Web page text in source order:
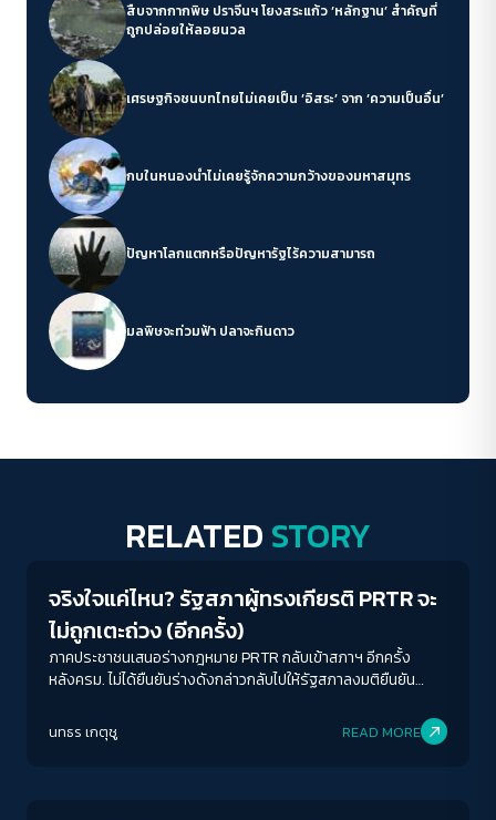
สืบจากกากพิษ ปราจีนฯ โยงสระแก้ว ‘หลักฐาน’ สำคัญที่
ถูกปล่อยให้ลอยนวล
เศรษฐกิจชนบทไทยไม่เคยเป็น ‘อิสระ’ จาก ‘ความเป็นอื่น’
กบในหนองน้ำไม่เคยรู้จักความกว้างของมหาสมุทร
ปัญหาโลกแตกหรือปัญหารัฐไร้ความสามารถ
มลพิษจะท่วมฟ้า ปลาจะกินดาว
RELATED STORY
Environment
จริงใจแค่ไหน? รัฐสภาผู้ทรงเกียรติ PRTR จะ
ไม่ถูกเตะถ่วง (อีกครั้ง)
ภาคประชาชนเสนอร่างกฎหมาย PRTR กลับเข้าสภาฯ อีกครั้ง
หลังครม. ไม่ได้ยืนยันร่างดังกล่าวกลับไปให้รัฐสภาลงมติยืนยัน
นทธร เกตุชู READ MORE